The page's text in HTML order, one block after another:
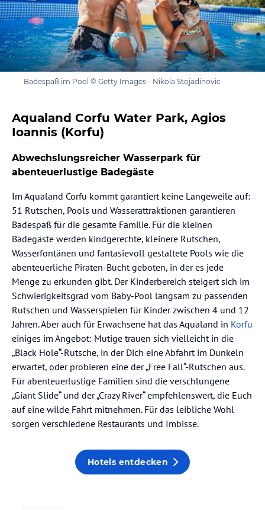
Badespaß im Pool © Getty Images - Nikola Stojadinovic
Aqualand Corfu Water Park, Agios
Ioannis (Korfu)
Abwechslungsreicher Wasserpark für
abenteuerlustige Badegäste
Im Aqualand Corfu kommt garantiert keine Langeweile auf:
51 Rutschen, Pools und Wasserattraktionen garantieren
Badespaß für die gesamte Familie. Für die kleinen
Badegäste werden kindgerechte, kleinere Rutschen,
Wasserfontänen und fantasievoll gestaltete Pools wie die
abenteuerliche Piraten-Bucht geboten, in der es jede
Menge zu erkunden gibt. Der Kinderbereich steigert sich im
Schwierigkeitsgrad vom Baby-Pool langsam zu passenden
Rutschen und Wasserspielen für Kinder zwischen 4 und 12
Jahren. Aber auch für Erwachsene hat das Aqualand in Korfu
einiges im Angebot: Mutige trauen sich vielleicht in die
„Black Hole“-Rutsche, in der Dich eine Abfahrt im Dunkeln
erwartet, oder probieren eine der „Free Fall“-Rutschen aus.
Für abenteuerlustige Familien sind die verschlungene
„Giant Slide“ und der „Crazy River“ empfehlenswert, die Euch
auf eine wilde Fahrt mitnehmen. Für das leibliche Wohl
sorgen verschiedene Restaurants und Imbisse.
Hotels entdecken